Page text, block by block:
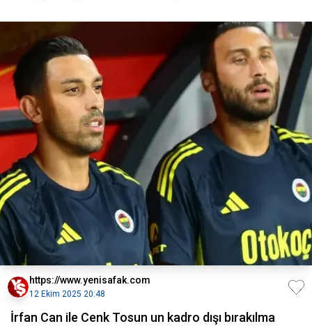
https://www.yenisafak.com
12 Ekim 2025 20:48
İrfan Can ile Cenk Tosun un kadro dışı bırakılma